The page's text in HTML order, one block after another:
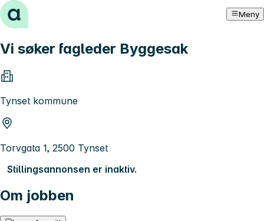
Hopp til innhold Meny
Vi søker fagleder Byggesak
Tynset kommune
Torvgata 1, 2500 Tynset
Stillingsannonsen er inaktiv.
Om jobben